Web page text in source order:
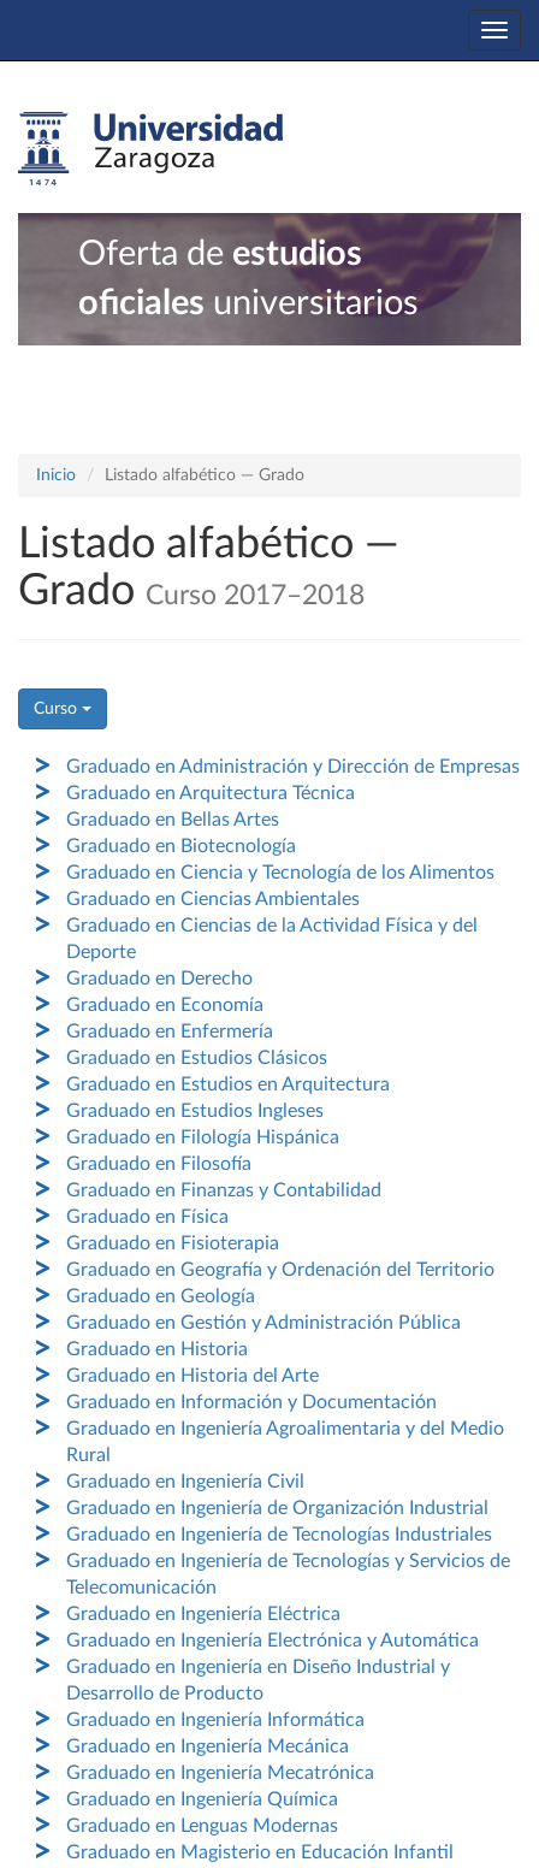
Oferta de estudios
oficiales universitarios
Inicio Listado alfabético — Grado
Listado alfabético —
Grado Curso 2017–2018
Curso
Graduado en Administración y Dirección de Empresas
Graduado en Arquitectura Técnica
Graduado en Bellas Artes
Graduado en Biotecnología
Graduado en Ciencia y Tecnología de los Alimentos
Graduado en Ciencias Ambientales
Graduado en Ciencias de la Actividad Física y del
Deporte
Graduado en Derecho
Graduado en Economía
Graduado en Enfermería
Graduado en Estudios Clásicos
Graduado en Estudios en Arquitectura
Graduado en Estudios Ingleses
Graduado en Filología Hispánica
Graduado en Filosofía
Graduado en Finanzas y Contabilidad
Graduado en Física
Graduado en Fisioterapia
Graduado en Geografía y Ordenación del Territorio
Graduado en Geología
Graduado en Gestión y Administración Pública
Graduado en Historia
Graduado en Historia del Arte
Graduado en Información y Documentación
Graduado en Ingeniería Agroalimentaria y del Medio
Rural
Graduado en Ingeniería Civil
Graduado en Ingeniería de Organización Industrial
Graduado en Ingeniería de Tecnologías Industriales
Graduado en Ingeniería de Tecnologías y Servicios de
Telecomunicación
Graduado en Ingeniería Eléctrica
Graduado en Ingeniería Electrónica y Automática
Graduado en Ingeniería en Diseño Industrial y
Desarrollo de Producto
Graduado en Ingeniería Informática
Graduado en Ingeniería Mecánica
Graduado en Ingeniería Mecatrónica
Graduado en Ingeniería Química
Graduado en Lenguas Modernas
Graduado en Magisterio en Educación Infantil